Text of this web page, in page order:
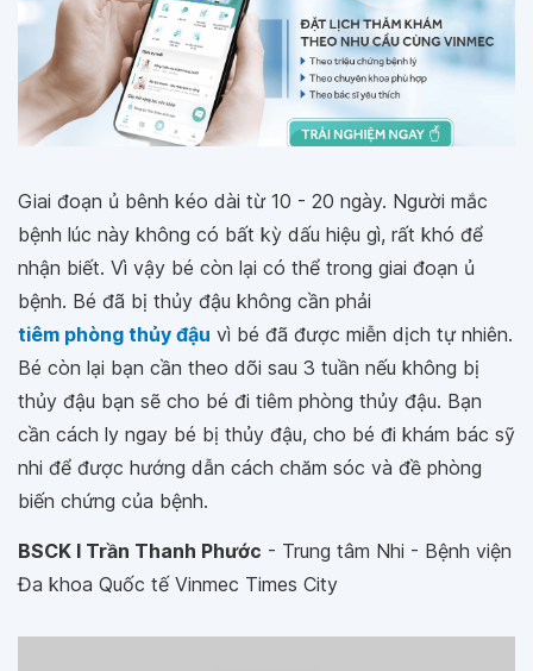
Giai đoạn ủ bênh kéo dài từ 10 - 20 ngày. Người mắc
bệnh lúc này không có bất kỳ dấu hiệu gì, rất khó để
nhận biết. Vì vậy bé còn lại có thể trong giai đoạn ủ
bệnh. Bé đã bị thủy đậu không cần phải
tiêm phòng thủy đậu vì bé đã được miễn dịch tự nhiên.
Bé còn lại bạn cần theo dõi sau 3 tuần nếu không bị
thủy đậu bạn sẽ cho bé đi tiêm phòng thủy đậu. Bạn
cần cách ly ngay bé bị thủy đậu, cho bé đi khám bác sỹ
nhi để được hướng dẫn cách chăm sóc và đề phòng
biến chứng của bệnh.
BSCK I Trần Thanh Phước - Trung tâm Nhi - Bệnh viện
Đa khoa Quốc tế Vinmec Times City